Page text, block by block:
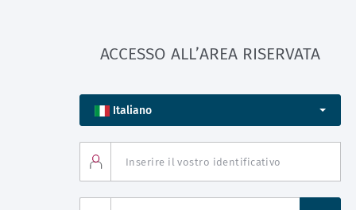
ACCESSO ALL’AREA RISERVATA
Italiano
Inserire il vostro identificativo